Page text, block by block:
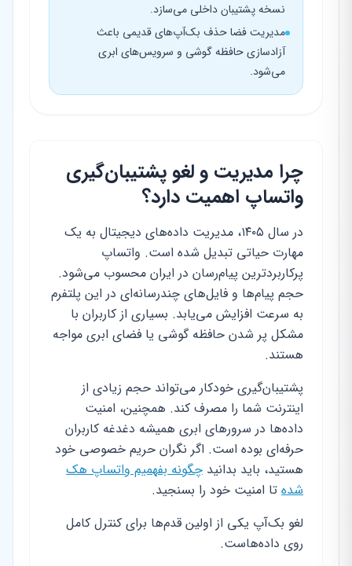
نسخه پشتیبان داخلی می‌سازد.
مدیریت فضا حذف بک‌آپ‌های قدیمی باعث
آزادسازی حافظه گوشی و سرویس‌های ابری
می‌شود.
چرا مدیریت و لغو پشتیبان‌گیری
واتساپ اهمیت دارد؟
در سال ۱۴۰۵، مدیریت داده‌های دیجیتال به یک
مهارت حیاتی تبدیل شده است. واتساپ
پرکاربردترین پیام‌رسان در ایران محسوب می‌شود.
حجم پیام‌ها و فایل‌های چندرسانه‌ای در این پلتفرم
به سرعت افزایش می‌یابد. بسیاری از کاربران با
مشکل پر شدن حافظه گوشی یا فضای ابری مواجه
هستند.
پشتیبان‌گیری خودکار می‌تواند حجم زیادی از
اینترنت شما را مصرف کند. همچنین، امنیت
داده‌ها در سرورهای ابری همیشه دغدغه کاربران
حرفه‌ای بوده است. اگر نگران حریم خصوصی خود
هستید، باید بدانید چگونه بفهمیم واتساپ هک
شده تا امنیت خود را بسنجید.
لغو بک‌آپ یکی از اولین قدم‌ها برای کنترل کامل
روی داده‌هاست.